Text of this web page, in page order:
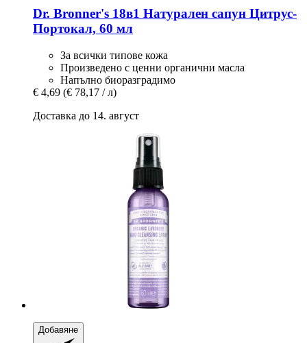
Dr. Bronner's 18в1 Натурален сапун Цитрус-​
Портокал, 60 мл
За всички типове кожа
Произведено с ценни органични масла
Напълно биоразградимо
€ 4,69 (€ 78,17 / л)
Доставка до 14. август
Добавяне